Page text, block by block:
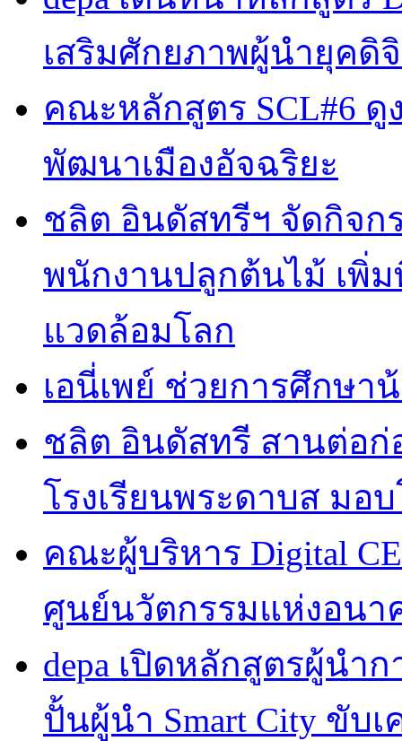
เสริมศักยภาพผู้นำยุคดิ
คณะหลักสูตร SCL#6 ดู
พัฒนาเมืองอัจฉริยะ
ชลิต อินดัสทรีฯ จัดกิจก
พนักงานปลูกต้นไม้ เพิ่ม
แวดล้อมโลก
เอนี่เพย์ ช่วยการศึกษา
ชลิต อินดัสทรี สานต่อก่
โรงเรียนพระดาบส มอ
คณะผู้บริหาร Digital
ศูนย์นวัตกรรมแห่งอนา
depa เปิดหลักสูตรผู้นำ
ปั้นผู้นำ Smart City ขับ